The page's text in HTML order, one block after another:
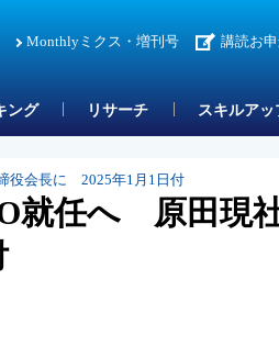
Monthlyミクス・増刊号 講読お
ング リサーチ スキルア
役会長に 2025年1月1日付
就任へ 原田現